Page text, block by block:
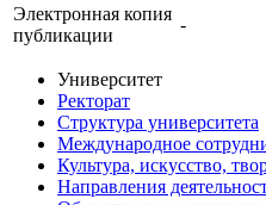
Электронная копия
публикации
-
Университет
Ректорат
Структура университета
Международное
Культура, искусство,
Направления